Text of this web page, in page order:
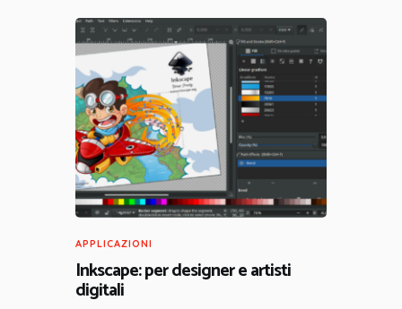
SERVIZI
CONTATTI
APPLICAZIONI
Inkscape: per designer e artisti
digitali